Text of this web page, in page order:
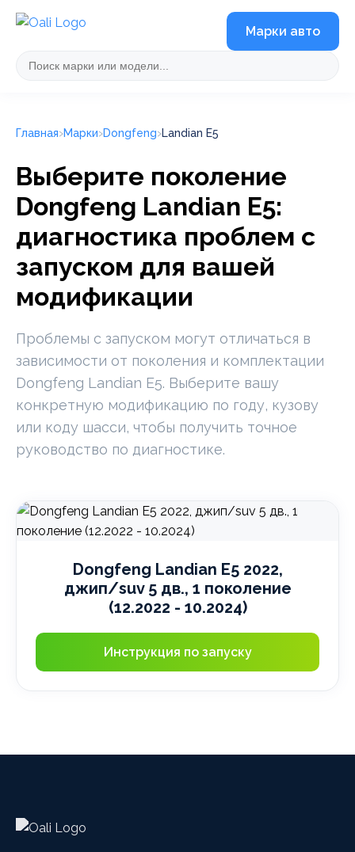
Марки авто
Главная Марки Dongfeng Landian E5
Выберите поколение
Dongfeng Landian E5:
диагностика проблем с
запуском для вашей
модификации
Проблемы с запуском могут отличаться в
зависимости от поколения и комплектации
Dongfeng Landian E5. Выберите вашу
конкретную модификацию по году, кузову
или коду шасси, чтобы получить точное
руководство по диагностике.
Dongfeng Landian E5 2022,
джип/suv 5 дв., 1 поколение
(12.2022 - 10.2024)
Инструкция по запуску